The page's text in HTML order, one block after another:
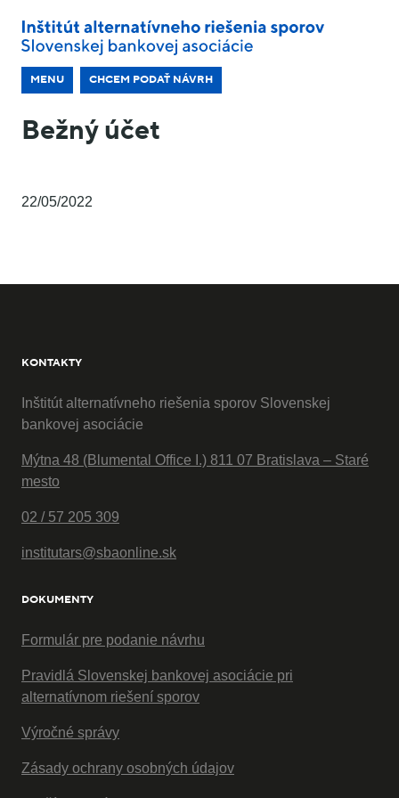
MENU CHCEM PODAŤ NÁVRH
Bežný účet
22/05/2022
KONTAKTY
Inštitút alternatívneho riešenia sporov Slovenskej
bankovej asociácie
Mýtna 48 (Blumental Office I.) 811 07 Bratislava – Staré
mesto
02 / 57 205 309
institutars@sbaonline.sk
DOKUMENTY
Formulár pre podanie návrhu
Pravidlá Slovenskej bankovej asociácie pri
alternatívnom riešení sporov
Výročné správy
Zásady ochrany osobných údajov